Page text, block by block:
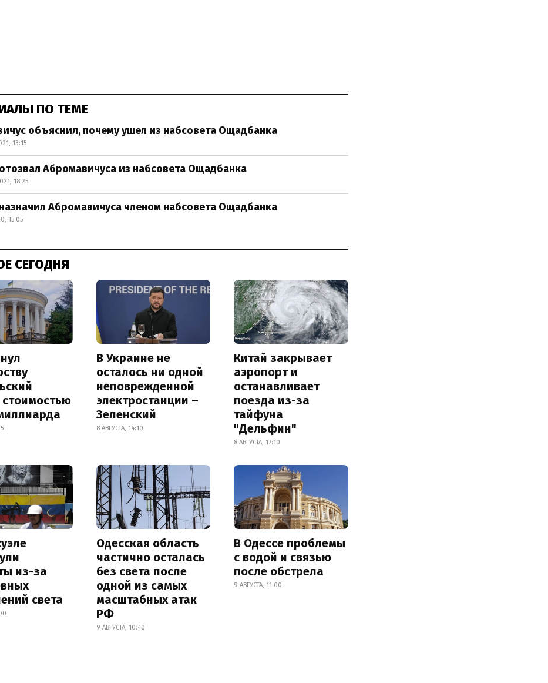
ПО ТЕМЕ
объяснил, почему ушел из набсовета Ощадбанка
13:15
Абромавичуса из набсовета Ощадбанка
18:25
Абромавичуса членом набсовета Ощадбанка
15:05
СЕГОДНЯ
В Украине не
осталось ни одной
неповрежденной
электростанции –
Зеленский
8 АВГУСТА, 14:10
Китай закрывает
аэропорт и
останавливает
поезда из-за
тайфуна
"Дельфин"
8 АВГУСТА, 17:10
из-за
света
Одесская область
частично осталась
без света после
одной из самых
масштабных атак
РФ
9 АВГУСТА, 10:40
В Одессе проблемы
с водой и связью
после обстрела
9 АВГУСТА, 11:00